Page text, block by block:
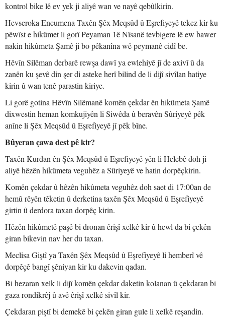
kontrol bike lê ev yek ji aliyê wan ve nayê qebûlkirin.
Hevseroka Encumena Taxên Şêx Meqsûd û Eşrefiyeyê tekez kir ku
pêwîst e hikûmet li gorî Peyaman 1ê Nîsanê tevbigere lê ew bawer
nakin hikûmeta Şamê ji bo pêkanîna wê peymanê cidî be.
Hêvîn Silêman derbarê rewşa dawî ya ewlehiyê jî de axivî û da
zanên ku şevê din şer di asteke herî bilind de li dijî sivîlan hatiye
kirin û wan tenê parastin kiriye.
Li gorê gotina Hêvîn Silêmanê komên çekdar ên hikûmeta Şamê
dixwestin heman komkujiyên li Siwêda û beravên Sûriyeyê pêk
anîne li Şêx Meqsûd û Eşrefiyeyê jî pêk bîne.
Bûyeran çawa dest pê kir?
Taxên Kurdan ên Şêx Meqsûd û Eşrefiyeyê yên li Helebê doh ji
aliyê hêzên hikûmeta veguhêz a Sûriyeyê ve hatin dorpêçkirin.
Komên çekdar û hêzên hikûmeta veguhêz doh saet di 17:00an de
hemû rêyên têketin û derketina taxên Şêx Meqsûd û Eşrefiyeyê
girtin û derdora taxan dorpêç kirin.
Hêzên hikûmetê paşê bi dronan êrişî xelkê kir û hewl da bi çekên
giran bikevin nav her du taxan.
Meclisa Giştî ya Taxên Şêx Meqsûd û Eşrefiyeyê li hemberî vê
dorpêçê bangî şêniyan kir ku dakevin qadan.
Bi hezaran xelk li dijî komên çekdar daketin kolanan û çekdaran bi
gaza rondikrêj û avê êrişî xelkê sivîl kir.
Çekdaran piştî bi demekê bi çekên giran gule li xelkê reşandin.